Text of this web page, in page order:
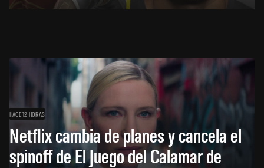
HACE 12 HORAS
Netflix cambia de planes y cancela el
spinoff de El Juego del Calamar de